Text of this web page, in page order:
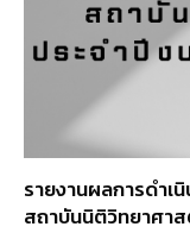
รายงานผลการดำ
สถาบันนิติวิทยาศา